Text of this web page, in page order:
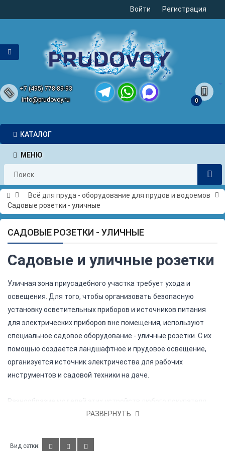
Войти Регистрация
+7 (495) 778-89-93
info@prudovoy.ru
0
КАТАЛОГ
МЕНЮ
Всё для пруда - оборудование для прудов и водоемов
Садовые розетки - уличные
САДОВЫЕ РОЗЕТКИ - УЛИЧНЫЕ
Садовые и уличные розетки
Уличная зона приусадебного участка требует ухода и
освещения. Для того, чтобы организовать безопасную
установку осветительных приборов и источников питания
для электрических приборов вне помещения, используют
специальное садовое оборудование - уличные розетки. С их
помощью создается ландшафтное и прудовое освещение,
организуется источник электричества для рабочих
инструментов и садовой техники на даче.
Разнообразие моделей этих устройств любого покупателя
может поставить в тупик. Чтобы сделать правильный выбор,
режим потребления электрической энергии, требуемую
РАЗВЕРНУТЬ
Вид сетки: